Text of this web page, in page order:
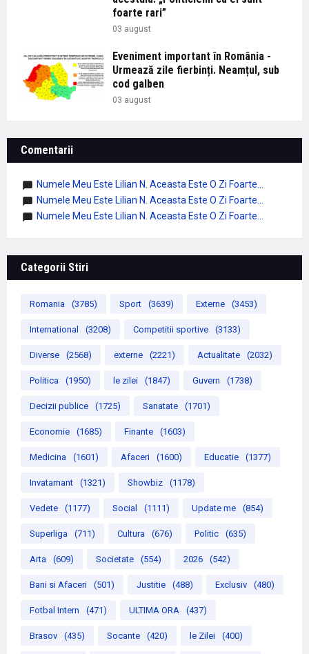
foarte rari”
03 august
Eveniment important în România -
Urmează zile fierbinți. Neamțul, sub
cod galben
03 august
Comentarii
Numele Meu Este Lilian N. Aceasta Este O Zi Foarte...
Numele Meu Este Lilian N. Aceasta Este O Zi Foarte...
Numele Meu Este Lilian N. Aceasta Este O Zi Foarte...
Categorii Stiri
Romania (3785) Sport (3639) Externe (3453)
International (3208) Competitii sportive (3133)
Diverse (2568) externe (2221) Actualitate (2032)
Politica (1950) le zilei (1847) Guvern (1738)
Decizii publice (1725) Sanatate (1701)
Economie (1685) Finante (1603)
Medicina (1601) Afaceri (1600) Educatie (1377)
Invatamant (1321) Showbiz (1178)
Vedete (1177) Social (1111) Update me (854)
Superliga (711) Cultura (676) Politic (635)
Arta (609) Societate (554) 2026 (542)
Bani si Afaceri (501) Justitie (488) Exclusiv (480)
Fotbal Intern (471) ULTIMA ORA (437)
Brasov (435) Socante (420) le Zilei (400)